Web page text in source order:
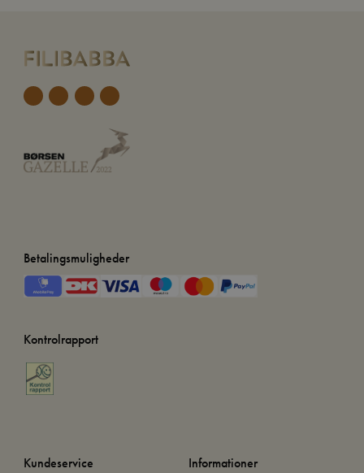
Betalingsmuligheder
Kontrolrapport
Kundeservice
Informationer